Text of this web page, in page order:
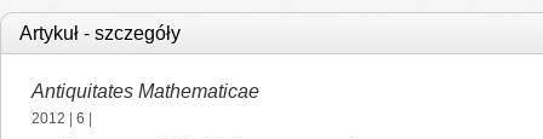
Artykuł - szczegóły
Antiquitates Mathematicae
2012 6